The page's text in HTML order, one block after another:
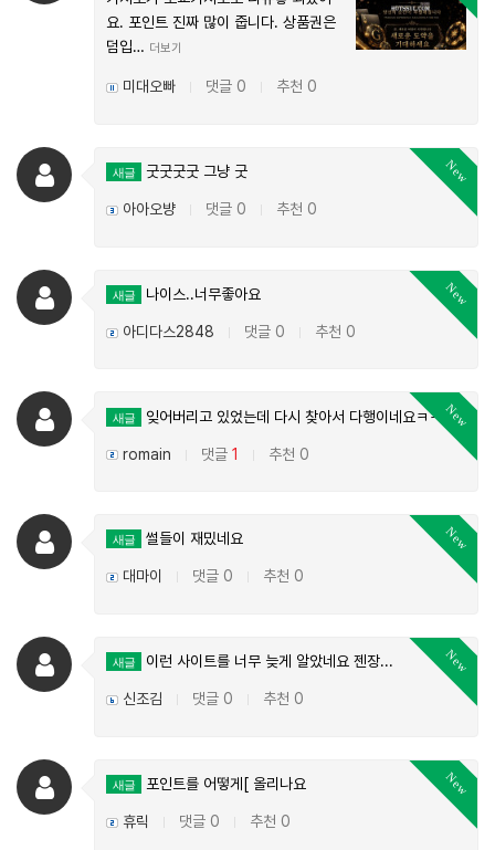
요. 포인트 진짜 많이 줍니다. 상품권은
덤입… 더보기
미대오빠 댓글 0 추천 0
New
새글 굿굿굿굿 그냥 굿
아아오뱡 댓글 0 추천 0
New
새글 나이스..너무좋아요
아디다스2848 댓글 0 추천 0
New
새글 잊어버리고 있었는데 다시 찾아서 다행이네요ㅋㅋ
romain 댓글1 추천 0
New
새글 썰들이 재밌네요
대마이 댓글 0 추천 0
New
새글 이런 사이트를 너무 늦게 알았네요 젠장...
신조김 댓글 0 추천 0
New
새글 포인트를 어떻게[ 올리나요
휴릭 댓글 0 추천 0